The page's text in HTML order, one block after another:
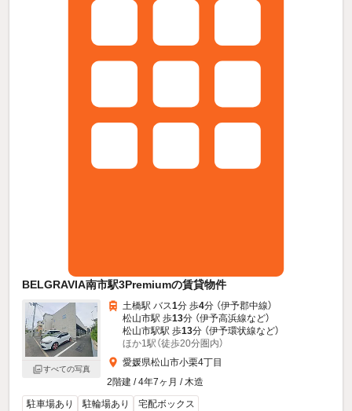
BELGRAVIA南市駅3Premiumの賃貸物件
すべての写真
土橋駅 バス1分 歩4分 （伊予郡中線）
松山市駅 歩13分 （伊予高浜線など）
松山市駅駅 歩13分 （伊予環状線など）
ほか1駅（徒歩20分圏内）
愛媛県松山市小栗4丁目
2階建 / 4年7ヶ月 / 木造
駐車場あり
駐輪場あり 宅配ボックス